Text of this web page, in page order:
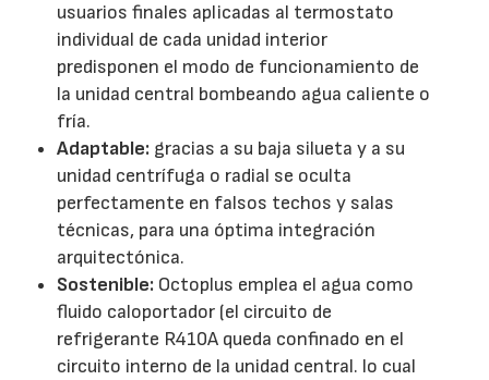
usuarios finales aplicadas al termostato
individual de cada unidad interior
predisponen el modo de funcionamiento de
la unidad central bombeando agua caliente o
fría.
Adaptable: gracias a su baja silueta y a su
unidad centrífuga o radial se oculta
perfectamente en falsos techos y salas
técnicas, para una óptima integración
arquitectónica.
Sostenible: Octoplus emplea el agua como
fluido caloportador (el circuito de
refrigerante R410A queda confinado en el
circuito interno de la unidad central. lo cual